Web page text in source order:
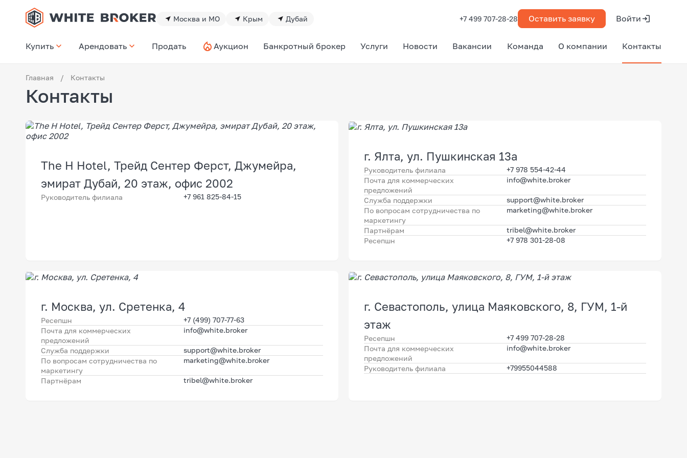
Москва и МО Крым Дубай +7 499 707-28-28 Оставить заявку Войти
Купить Арендовать Продать Аукцион Банкротный брокер Услуги Новости Вакансии Команда О компании Контакты
Главная / Контакты
Контакты
The H Hotel, Трейд Сентер Ферст, Джумейра,
эмират Дубай, 20 этаж, офис 2002
Руководитель филиала +7 961 825-84-15
г. Ялта, ул. Пушкинская 13а
Руководитель филиала
+7 978 554-42-44
Почта для коммерческих
предложений
info@white.broker
Служба поддержки
support@white.broker
По вопросам сотрудничества по
маркетингу
marketing@white.broker
Партнёрам
tribel@white.broker
Ресепшн
+7 978 301-28-08
г. Москва, ул. Сретенка, 4
Ресепшн
+7 (499) 707-77-63
Почта для коммерческих
предложений
info@white.broker
Служба поддержки
support@white.broker
По вопросам сотрудничества по
маркетингу
marketing@white.broker
Партнёрам tribel@white.broker
г. Севастополь, улица Маяковского, 8, ГУМ, 1-й
этаж
Ресепшн
+7 499 707-28-28
Почта для коммерческих
предложений
info@white.broker
Руководитель филиала +79955044588